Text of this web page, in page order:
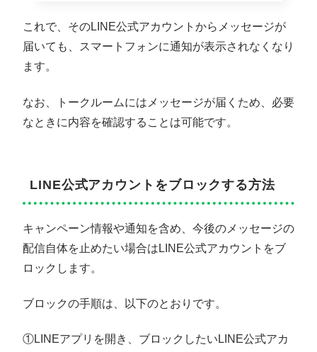
これで、そのLINE公式アカウントからメッセージが
届いても、スマートフォンに通知が表示されなくなり
ます。
なお、トークルームにはメッセージが届くため、必要
なときに内容を確認することは可能です。
LINE公式アカウントをブロックする方法
キャンペーン情報や通知を含め、今後のメッセージの
配信自体を止めたい場合はLINE公式アカウントをブ
ロックします。
ブロックの手順は、以下のとおりです。
①LINEアプリを開き、ブロックしたいLINE公式アカ